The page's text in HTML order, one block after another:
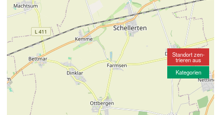
Standort zen-
trieren aus
Kategorien